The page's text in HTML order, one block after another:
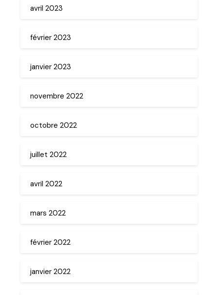
avril 2023
février 2023
janvier 2023
novembre 2022
octobre 2022
juillet 2022
avril 2022
mars 2022
février 2022
janvier 2022